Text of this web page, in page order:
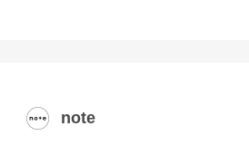
note